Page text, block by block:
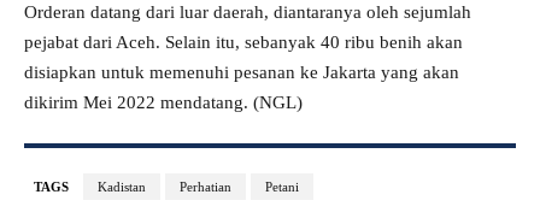
Orderan datang dari luar daerah, diantaranya oleh sejumlah
pejabat dari Aceh. Selain itu, sebanyak 40 ribu benih akan
disiapkan untuk memenuhi pesanan ke Jakarta yang akan
dikirim Mei 2022 mendatang. (NGL)
TAGS Kadistan Perhatian Petani